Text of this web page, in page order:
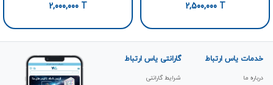
2,500,000T
2,000,000 T
خدمات یاس ارتباط
درباره ما
گارانتی یاس ارتباط
شرایط گارانتی